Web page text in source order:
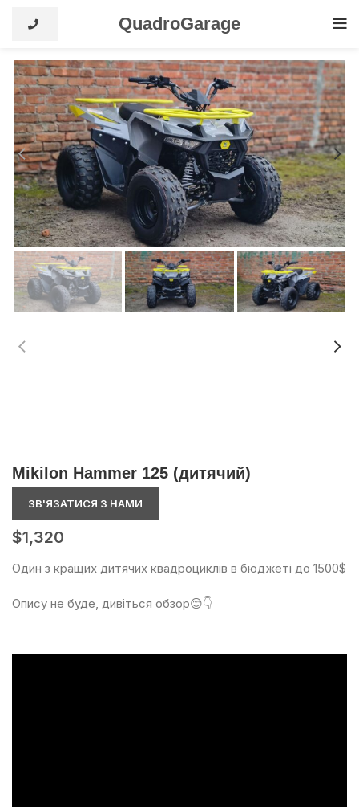
QuadroGarage
Mikilon Hammer 125 (дитячий)
ЗВ'ЯЗАТИСЯ З НАМИ
$1,320
Один з кращих дитячих квадроциклів в бюджеті до 1500$
Опису не буде, дивіться обзор😊👇